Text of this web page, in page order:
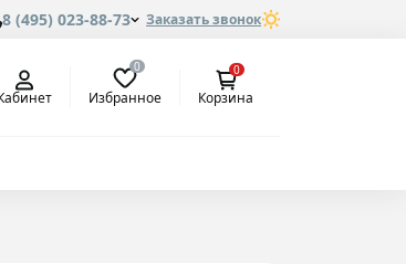
8 (495) 023-88-73 Заказать звонок
0
Избранное
0
Корзина